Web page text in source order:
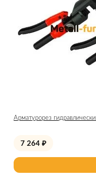
Арматурорез
7 264 ₽